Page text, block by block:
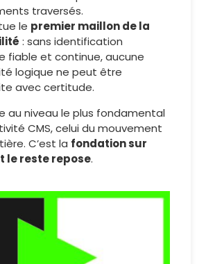
traversés.
le premier maillon de la
: sans identification
fiable et continue, aucune
logique ne peut être
avec certitude.
au niveau le plus fondamental
CMS, celui du mouvement
C’est la fondation sur
le reste repose.